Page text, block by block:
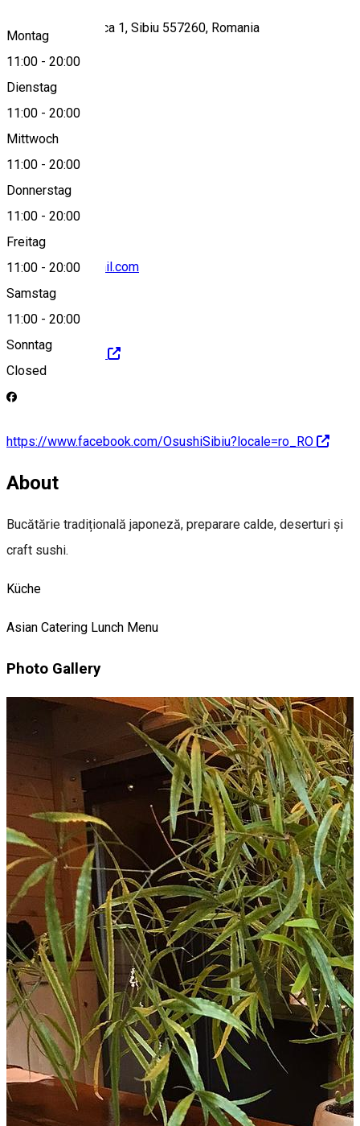
Montag
11:00 - 20:00
Dienstag
11:00 - 20:00
Mittwoch
11:00 - 20:00
Donnerstag
11:00 - 20:00
Freitag
11:00 - 20:00
Samstag
11:00 - 20:00
Sonntag
Closed
Strada Radu Stanca 1, Sibiu 557260, Romania
View on map
osushifood@gmail.com
https://osushi.ro/
https://www.facebook.com/OsushiSibiu?locale=ro_RO
About
Bucătărie tradițională japoneză, preparare calde, deserturi și
craft sushi.
Küche
Asian Catering Lunch Menu
Photo Gallery